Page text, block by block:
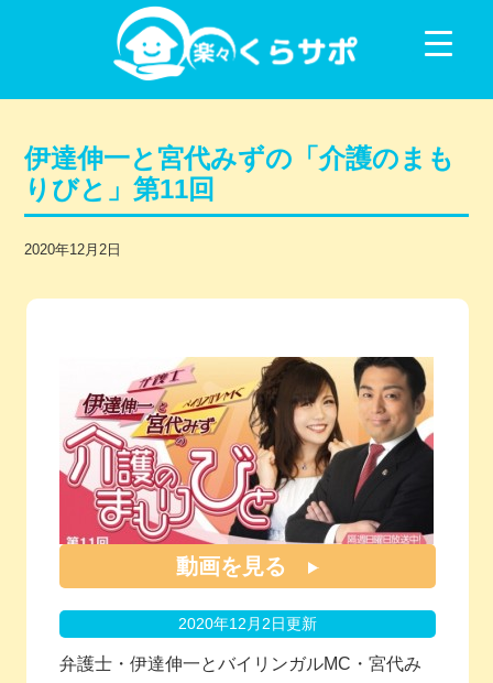
コンテンツに移動
伊達伸一と宮代みずの「介護のまも
りびと」第11回
2020年12月2日
動画を見る
2020年12月2日更新
弁護士・伊達伸一とバイリンガルMC・宮代み